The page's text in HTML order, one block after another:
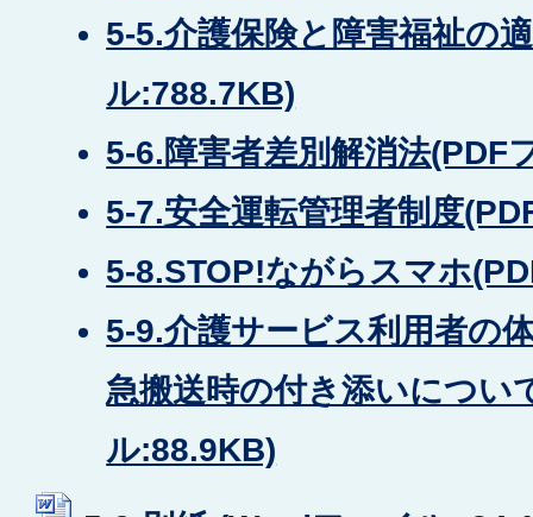
5-5.介護保険と障害福祉の
ル:788.7KB)
5-6.障害者差別解消法(PDF
5-7.安全運転管理者制度
5-8.STOP!ながらスマホ
5-9.介護サービス利用者の
急搬送時の付き添いについ
ル:88.9KB)